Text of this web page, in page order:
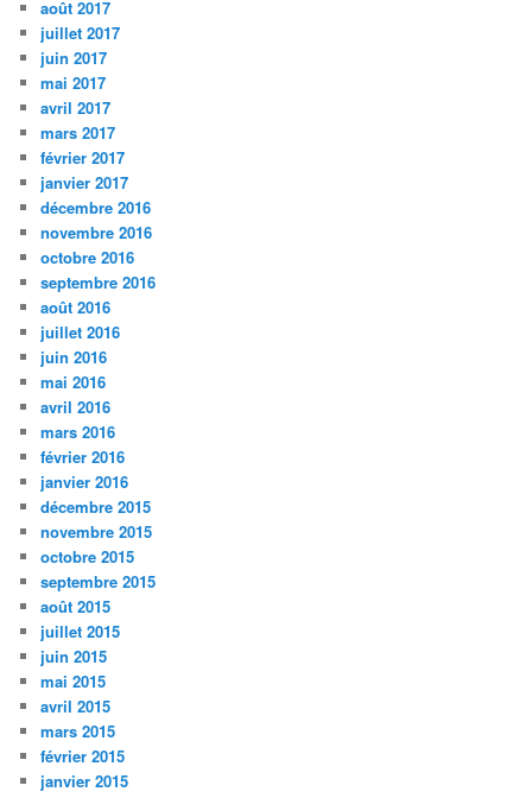
août 2017
juillet 2017
juin 2017
mai 2017
avril 2017
mars 2017
février 2017
janvier 2017
décembre 2016
novembre 2016
octobre 2016
septembre 2016
août 2016
juillet 2016
juin 2016
mai 2016
avril 2016
mars 2016
février 2016
janvier 2016
décembre 2015
novembre 2015
octobre 2015
septembre 2015
août 2015
juillet 2015
juin 2015
mai 2015
avril 2015
mars 2015
février 2015
janvier 2015